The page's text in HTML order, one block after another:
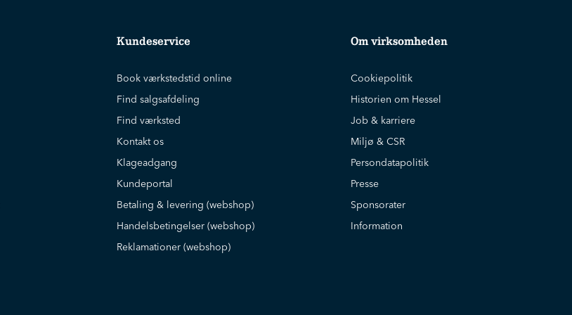
Kundeservice
Book værkstedstid online
Find salgsafdeling
Find værksted
Kontakt os
Klageadgang
Kundeportal
Betaling & levering (webshop)
Handelsbetingelser (webshop)
Reklamationer (webshop)
Om virksomheden
Cookiepolitik
Historien om Hessel
Job & karriere
Miljø & CSR
Persondatapolitik
Presse
Sponsorater
Information